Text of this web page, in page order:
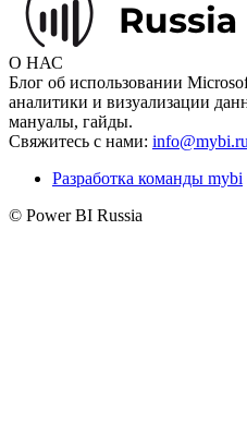
О НАС
Блог об использовании
аналитики и визуализации
мануалы, гайды.
Свяжитесь с нами: info@mybi.ru
Разработка команды mybi
© Power BI Russia